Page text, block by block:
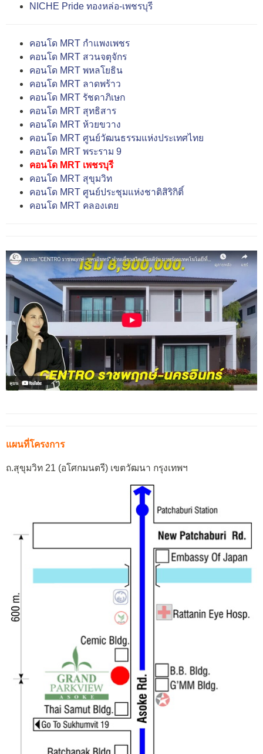
NICHE Pride ทองหล่อ-เพชรบุรี
คอนโด MRT กำแพงเพชร
คอนโด MRT สวนจตุจักร
คอนโด MRT พหลโยธิน
คอนโด MRT ลาดพร้าว
คอนโด MRT รัชดาภิเษก
คอนโด MRT สุทธิสาร
คอนโด MRT ห้วยขวาง
คอนโด MRT ศูนย์วัฒนธรรมแห่งประเทศไทย
คอนโด MRT พระราม 9
คอนโด MRT เพชรบุรี
คอนโด MRT สุขุมวิท
คอนโด MRT ศูนย์ประชุมแห่งชาติสิริกิติ์
คอนโด MRT คลองเตย
แผนที่โครงการ
ถ.สุขุมวิท 21 (อโศกมนตรี) เขตวัฒนา กรุงเทพฯ